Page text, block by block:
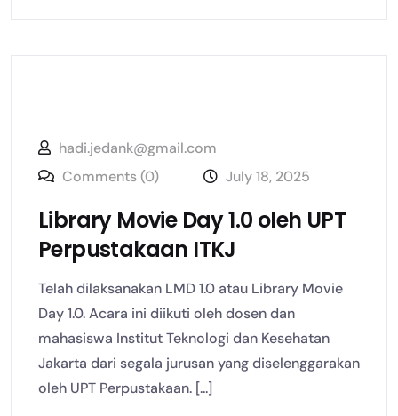
hadi.jedank@gmail.com
Comments (0)
July 18, 2025
Library Movie Day 1.0 oleh UPT
Perpustakaan ITKJ
Telah dilaksanakan LMD 1.0 atau Library Movie
Day 1.0. Acara ini diikuti oleh dosen dan
mahasiswa Institut Teknologi dan Kesehatan
Jakarta dari segala jurusan yang diselenggarakan
oleh UPT Perpustakaan. [...]